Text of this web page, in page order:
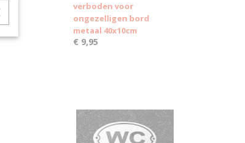
verboden voor
ongezelligen bord
metaal 40x10cm
€ 9,95